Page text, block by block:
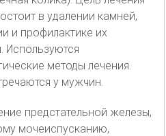
в удалении камней,
и профилактике их
Используются
методы лечения.
у мужчин.
предстательной железы,
мочеиспусканию,